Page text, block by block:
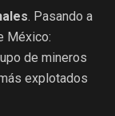
. Pasando a
México:
de mineros
explotados